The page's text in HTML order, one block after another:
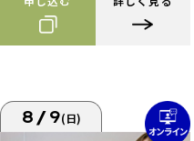
8/9(日)